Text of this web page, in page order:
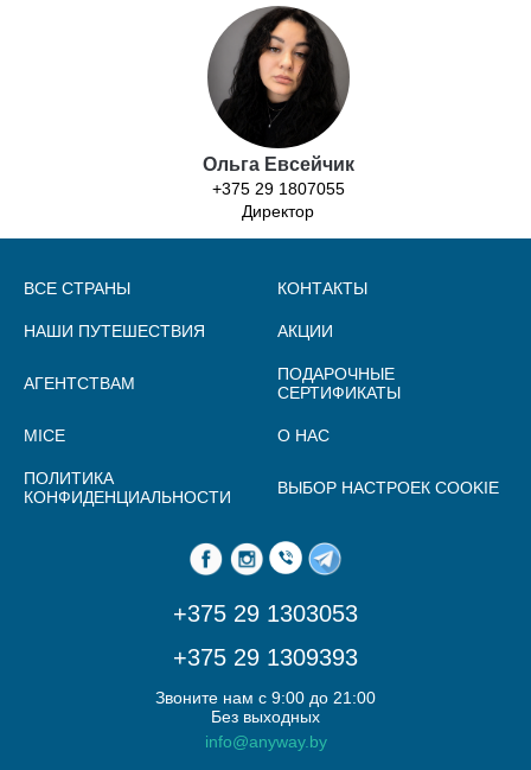
Ольга Евсейчик
+375 29 1807055
Директор
ВСЕ СТРАНЫ КОНТАКТЫ
НАШИ ПУТЕШЕСТВИЯ АКЦИИ
АГЕНТСТВАМ
ПОДАРОЧНЫЕ
СЕРТИФИКАТЫ
MICE О НАС
ПОЛИТИКА
КОНФИДЕНЦИАЛЬНОСТИ
ВЫБОР НАСТРОЕК COOKIE
+375 29 1303053
+375 29 1309393
Звоните нам с 9:00 до 21:00
Без выходных
info@anyway.by